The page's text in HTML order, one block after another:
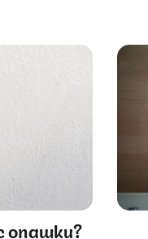
опашки?